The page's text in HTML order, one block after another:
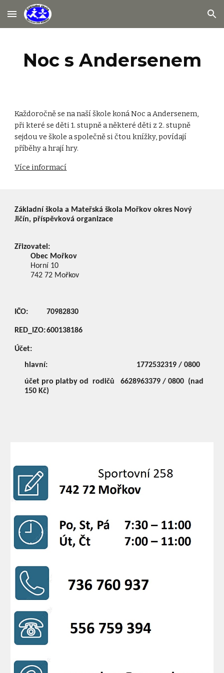
Skip to main content Skip to navigation
Noc s Andersenem
Každoročně se na naší škole koná Noc a Andersenem,
při které se děti 1. stupně a některé děti z 2. stupně
sejdou ve škole a společně si čtou knížky, povídají
příběhy a hrají hry.
Více informací
Základní škola a Mateřská škola Mořkov okres Nový
Jičín, příspěvková organizace
Zřizovatel:
Obec Mořkov
Horní 10
742 72 Mořkov
IČO: 70982830
RED_IZO:600138186
Účet:
hlavní: 1772532319 / 0800
účet pro platby od rodičů
6628963379 / 0800 (nad
150 Kč)